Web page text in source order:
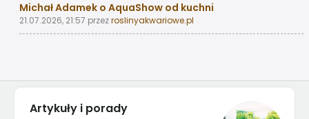
Michał Adamek o AquaShow od kuchni
21.07.2026, 21:57 przezroslinyakwariowe.pl
Artykuły i porady